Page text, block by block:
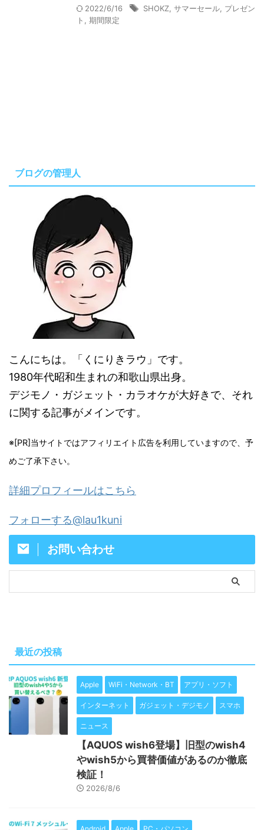
2022/6/16 SHOKZ サマーセール プレゼン
ト
期間限定
ブログの管理人
こんにちは。「くにりきラウ」です。
1980年代昭和生まれの和歌山県出身。
デジモノ・ガジェット・カラオケが大好きで、それ
に関する記事がメインです。
※[PR]当サイトではアフィリエイト広告を利用していますので、予
めご了承下さい。
詳細プロフィールはこちら
フォローする@lau1kuni
お問い合わせ
最近の投稿
Apple WiFi・Network・BT アプリ・ソフト
インターネット ガジェット・デジモノ スマホ
ニュース
【AQUOS wish6登場】旧型のwish4
やwish5から買替価値があるのか徹底
検証！
2026/8/6